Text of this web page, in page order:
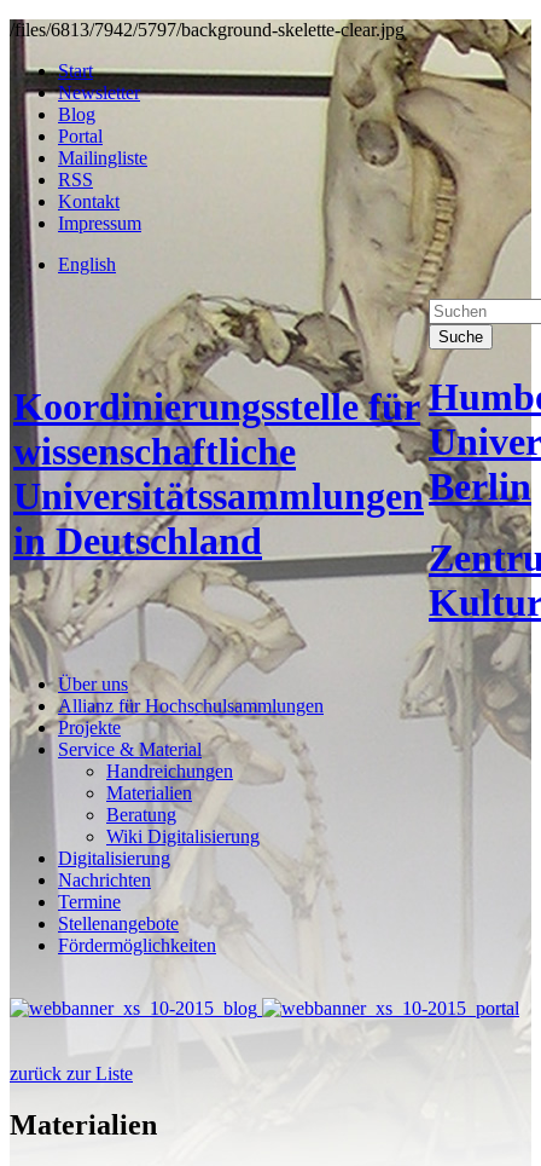
/files/6813/7942/5797/background-skelette-clear.jpg
Start
Newsletter
Blog
Portal
Mailingliste
RSS
Kontakt
Impressum
English
Koordinierungsstelle für
wissenschaftliche
Universitätssammlungen
in Deutschland
Suche
Berlin
Über uns
Allianz für Hochschulsammlungen
Projekte
Service & Material
Handreichungen
Materialien
Beratung
Wiki Digitalisierung
Digitalisierung
Nachrichten
Termine
Stellenangebote
Fördermöglichkeiten
zurück zur Liste
Materialien